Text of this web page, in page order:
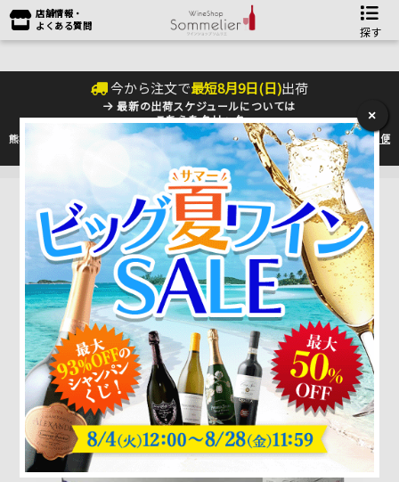
店舗情報・
よくある質問
探す
今から注文で最短8月9日(日)出荷
最新の出荷スケジュールについては
こちらをクリック
熊本地震の影響により九州への配送に遅れが生じております。最新情報は佐川急便
のHP
をご確認下さい。
×